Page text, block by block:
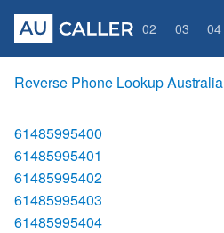
02 03 04
Reverse Phone Lookup Australia
61485995400
61485995401
61485995402
61485995403
61485995404